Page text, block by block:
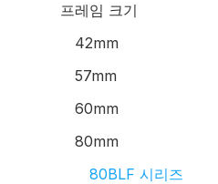
프레임 크기
42mm
57mm
60mm
80mm
80BLF 시리즈